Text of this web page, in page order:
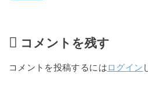
コメントを残す
コメントを投稿するにはログイン